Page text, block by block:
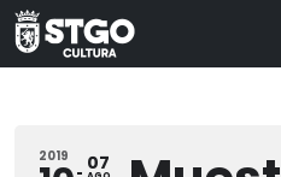
2019 07